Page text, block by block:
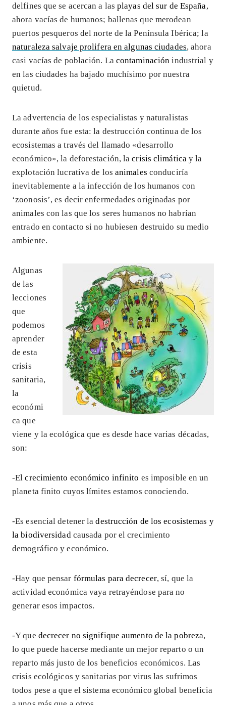
delfines que se acercan a lasplayas del sur de España,
ahora vacías de humanos; ballenas que merodean
puertos pesqueros del norte de la Península Ibérica; la
naturaleza salvaje prolifera en algunas ciudades, ahora
casi vacías de población. La contaminación industrial y
en las ciudades ha bajado muchísimo por nuestra
quietud.
La advertencia de los especialistas y naturalistas
durante años fue esta: la destrucción continua de los
ecosistemas a través del llamado «desarrollo
económico», la deforestación, lacrisis climática y la
explotación lucrativa de los animales conduciría
inevitablemente a la infección de los humanos con
‘zoonosis’, es decir enfermedades originadas por
animales con las que los seres humanos no habrían
entrado en contacto si no hubiesen destruido su medio
ambiente.
Algunas
de las
lecciones
que
podemos
aprender
de esta
crisis
sanitaria,
la
económi
ca que
viene y la ecológica que es desde hace varias décadas,
son:
-Elcrecimiento económico infinito es imposible en un
planeta finito cuyos límites estamos conociendo.
-Es esencial detener ladestrucción de los ecosistemas y
la biodiversidad causada por el crecimiento
demográfico y económico.
-Hay que pensar fórmulas para decrecer, sí, que la
actividad económica vaya retrayéndose para no
generar esos impactos.
-Y que decrecer no signifique aumento de la pobreza,
lo que puede hacerse mediante un mejor reparto o un
reparto más justo de los beneficios económicos. Las
crisis ecológicos y sanitarias por virus las sufrimos
todos pese a que el sistema económico global beneficia